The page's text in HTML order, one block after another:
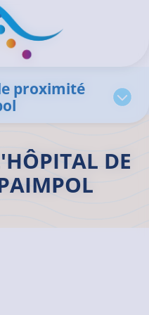
Fermer le menu
proximité
DE